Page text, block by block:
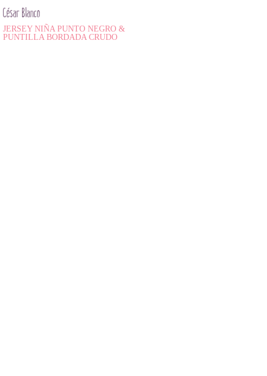
César Blanco
JERSEY NIÑA PUNTO NEGRO &
PUNTILLA BORDADA CRUDO